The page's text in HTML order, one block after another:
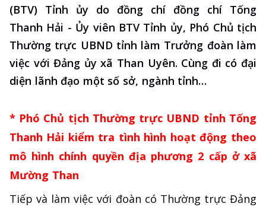
(BTV) Tỉnh ủy do đồng chí đồng chí Tống
Thanh Hải - Ủy viên BTV Tỉnh ủy, Phó Chủ tịch
Thường trực UBND tỉnh làm Trưởng đoàn làm
việc với Đảng ủy xã Than Uyên. Cùng đi có đại
diện lãnh đạo một số sở, ngành tỉnh…
* Phó Chủ tịch Thường trực UBND tỉnh Tống
Thanh Hải kiểm tra tình hình hoạt động theo
mô hình chính quyền địa phương 2 cấp ở xã
Mường Than
Tiếp và làm việc với đoàn có Thường trực Đảng